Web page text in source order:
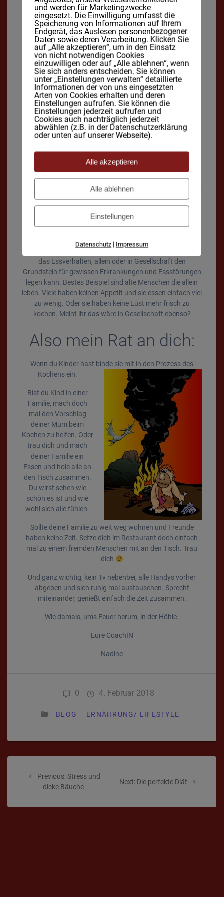
Das war sogar schon bei unseren Vorfahren so…..wo wir
wieder in der Steinzeit wären. Alle ums Feuer herum
versammelt, wurde gemeinsam geschlemmt.
Gemeinsames Essen gehört doch zu den Grundpfeilern
menschlicher Bedürfnisse, oder etwa nicht?
Auf den Listen der Schüler sah es ganz anders aus…… Die
Tage die sie notiert hatten waren Freitag, Samstag und
Sonntag. Eigentlich der Teil der Woche, an dem die Familie
zusammen kommen kann.
80% der Schüler aßen in den besagten 3 Tagen ALLE
Mahlzeiten allein.
Das erschütterte mich so sehr dass ich nachhaken
musste. „Willst du das so? Gefällt es dir?“
Es gefiel ihnen allen nicht so richtig und sie hätten es lieber,
in Familie zu essen.
Das hat mich wirklich sehr beschäftigt.
Deshalb war es in den Projekttagen um so schöner, dass
alle 23 Schüler mit uns gemeinsam kochten und wir alle
zusammen am Tisch essen konnten. Ich denke auch, dass
das Essverhalten, allein oder in Gesellschaft den
Grundstein für gewissen Erkrankungen und Essstörungen
legen kann. Bestes Beispiel sind alte Menschen die allein
leben. Viele haben keinen Appetit und sie essen einfach viel
zu wenig. Oder sie haben keine Lust mehr frisch zu
kochen. Meint ihr das wäre in Gesellschaft ebenso?
Also mein Rat an dich:
Wenn du Kinder hast binde sie mit in den Prozess des
Kochens ein.
Bist du Kind in einer
Familie, mach doch
mal den Vorschlag
deiner Mum beim
Kochen zu helfen. Oder
trau dich und mach
deiner Familie ein
Essen und hole alle an
den Tisch zusammen.
Du wirst sehen wie
schön es ist und wie
wohl sich alle fühlen.
Sollte deine Familie zu weit weg wohnen und Freunde
haben keine Zeit. Setze dich im Restaurant doch einfach
mal zu einem fremden Menschen mit an den Tisch. Trau
dich
Und ganz wichtig, kein Tv nebenbei, alle Handys vorher
abgeben und sich ruhig mal austauschen. Sprecht
miteinander, genießt einfach die Zeit zusammen.
Wie damals, ums Feuer herum, in der Höhle.
Eure CoachIN
Nadine
0 4. Februar 2018
BLOG ERNÄHRUNG/ LIFESTYLE
Previous: Previous
post:
Stress und
dicke Bäuche
Next: Next
Die perfekte Diät
und werden für Marketingzwecke
eingesetzt. Die Einwilligung umfasst die
Speicherung von Informationen auf Ihrem
Endgerät, das Auslesen personenbezogener
Daten sowie deren Verarbeitung. Klicken Sie
auf „Alle akzeptieren“, um in den Einsatz
von nicht notwendigen Cookies
einzuwilligen oder auf „Alle ablehnen“, wenn
Sie sich anders entscheiden. Sie können
unter „Einstellungen verwalten“ detaillierte
Informationen der von uns eingesetzten
Arten von Cookies erhalten und deren
Einstellungen aufrufen. Sie können die
Einstellungen jederzeit aufrufen und
Cookies auch nachträglich jederzeit
abwählen (z.B. in der Datenschutzerklärung
oder unten auf unserer Webseite).
Alle akzeptieren
Alle ablehnen
Einstellungen
Datenschutz| Impressum